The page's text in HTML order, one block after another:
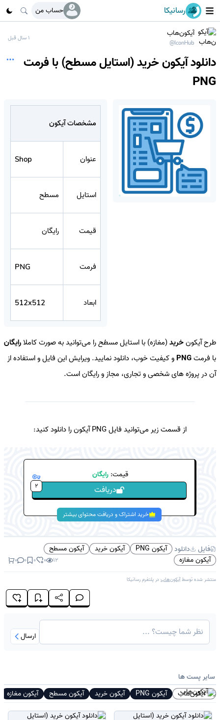
رسانیکا حساب من
آیکون‌هاب
@IconHub
1 سال قبل
دانلود آیکون خرید (استایل مسطح) با فرمت
PNG
مشخصات آیکون
عنوان Shop
استایل مسطح
قیمت رایگان
فرمت PNG
ابعاد 512x512
طرح آیکونخرید(مغازه) با استایلمسطحرا می‌توانید به صورت کاملا رایگان
با فرمتPNG و کیفیت خوب، دانلود نمایید. ویرایش این فایل و استفاده از
آن در پروژه های شخصی و تجاری، مجاز و رایگان است.
از قسمت زیر می‌توانید فایل PNG آیکون را دانلود کنید:
قیمت: رایگان
دریافت 2
خرید اشتراک و دریافت محتوای بیشتر
فایل دانلود آیکون PNG آیکون خرید
آیکون مسطح
آیکون مغازه
12
0
0
0
0
منتشر شده توسطآیکون‌هاب در پلتفرمرسانیکا
ارسال
سایر پست ها
آیکون‌هاب آیکون PNG آیکون خرید آیکون مسطح آیکون مغازه